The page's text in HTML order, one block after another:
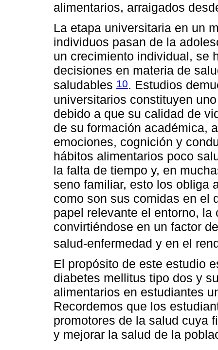
alimentarios, arraigados
La etapa universitaria en un
individuos pasan de la
un crecimiento individual, se
decisiones en materia de
saludables 10. Estudios
universitarios constituyen
debido a que su calidad de
de su formación académica,
emociones, cognición y
hábitos alimentarios poco
la falta de tiempo y, en
seno familiar, esto los obliga
como son sus comidas en el
papel relevante el entorno,
convirtiéndose en un factor
salud-enfermedad y en el
El propósito de este estudio
diabetes mellitus tipo dos y
alimentarios en estudiantes
Recordemos que los
promotores de la salud cuya
y mejorar la salud de la